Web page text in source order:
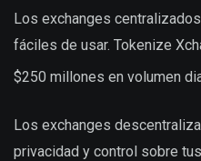
Los exchanges
fáciles de usar. Tokenize
$250 millones en volumen
Los exchanges
privacidad y control sobre